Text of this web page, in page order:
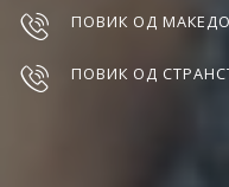
ПОВИК ОД
ПОВИК ОД